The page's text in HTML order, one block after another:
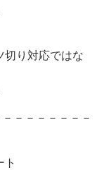
対応ではな
－－－－－－－